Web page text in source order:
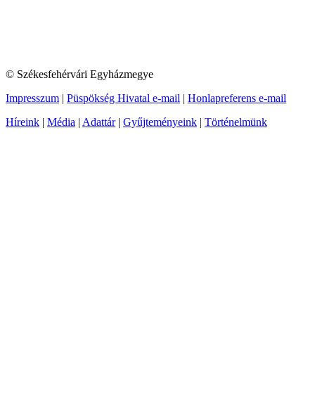
© Székesfehérvári Egyházmegye
Impresszum | Püspökség Hivatal e-mail | Honlapreferens e-mail
Híreink | Média | Adattár| Gyűjteményeink | Történelmünk